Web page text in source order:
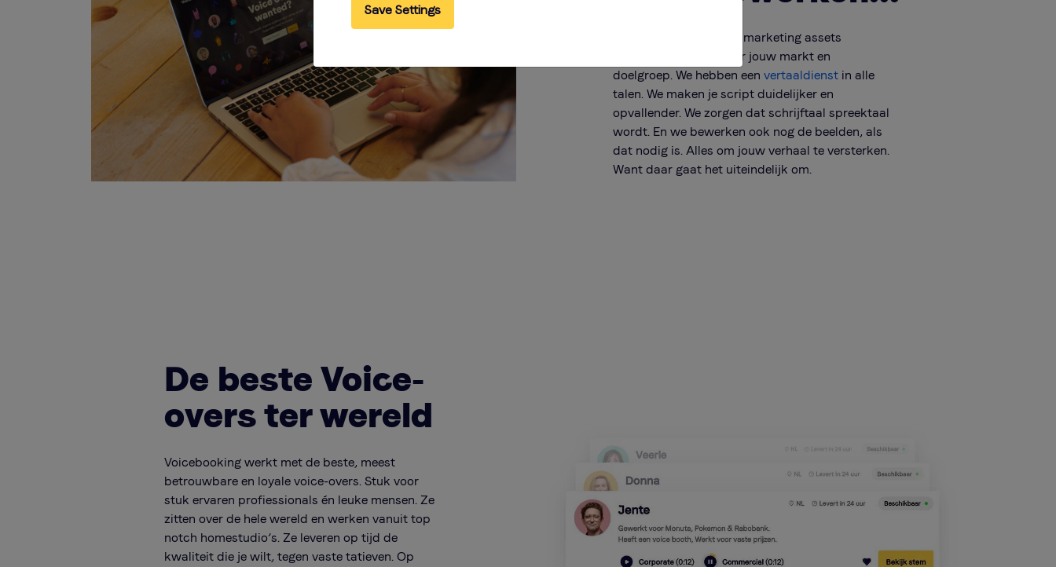
We helpen je graag om marketing assets
geschikt te maken voor jouw markt en
doelgroep. We hebben eenvertaaldienst in alle
talen. We maken je script duidelijker en
opvallender. We zorgen dat schrijftaal spreektaal
wordt. En we bewerken ook nog de beelden, als
dat nodig is. Alles om jouw verhaal te versterken.
Want daar gaat het uiteindelijk om.
De beste Voice-
overs ter wereld
Voicebooking werkt met de beste, meest
betrouwbare en loyale voice-overs. Stuk voor
stuk ervaren profiessionals én leuke mensen. Ze
zitten over de hele wereld en werken vanuit top
notch homestudio’s. Ze leveren op tijd de
kwaliteit die je wilt, tegen vaste tatieven. Op
Save Settings